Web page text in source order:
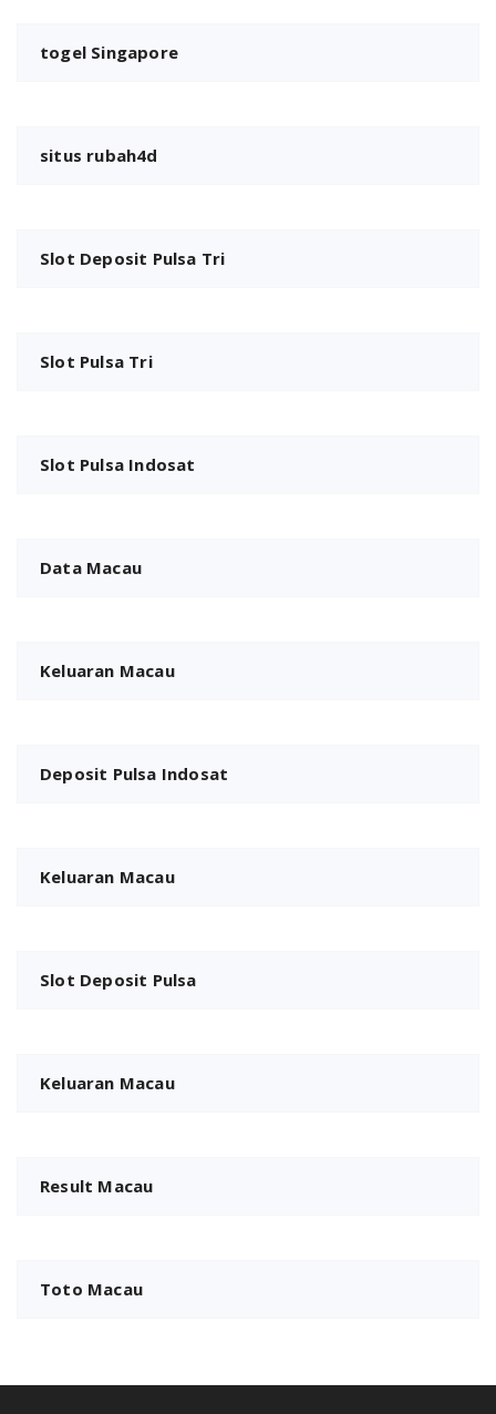
togel Singapore
situs rubah4d
Slot Deposit Pulsa Tri
Slot Pulsa Tri
Slot Pulsa Indosat
Data Macau
Keluaran Macau
Deposit Pulsa Indosat
Keluaran Macau
Slot Deposit Pulsa
Keluaran Macau
Result Macau
Toto Macau